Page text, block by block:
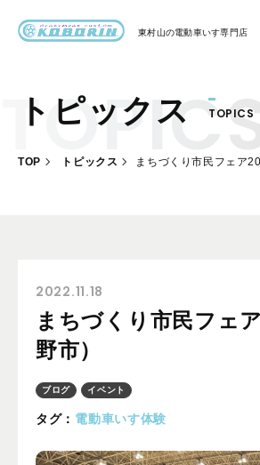
東村山の電動車いす専門店
ハイネル Hineru
ブリッジ BRIDGE
ALL
トピックス TOPICS
TOP トピックス まちづくり市民フェア
2022.11.18
まちづくり市民フェ
野市）
ブログ イベント
タグ： 電動車いす体験